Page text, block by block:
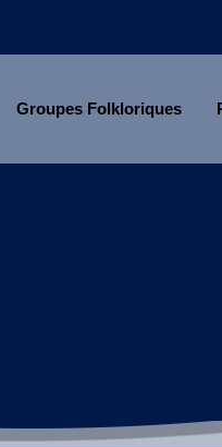
Groupes Folkloriques